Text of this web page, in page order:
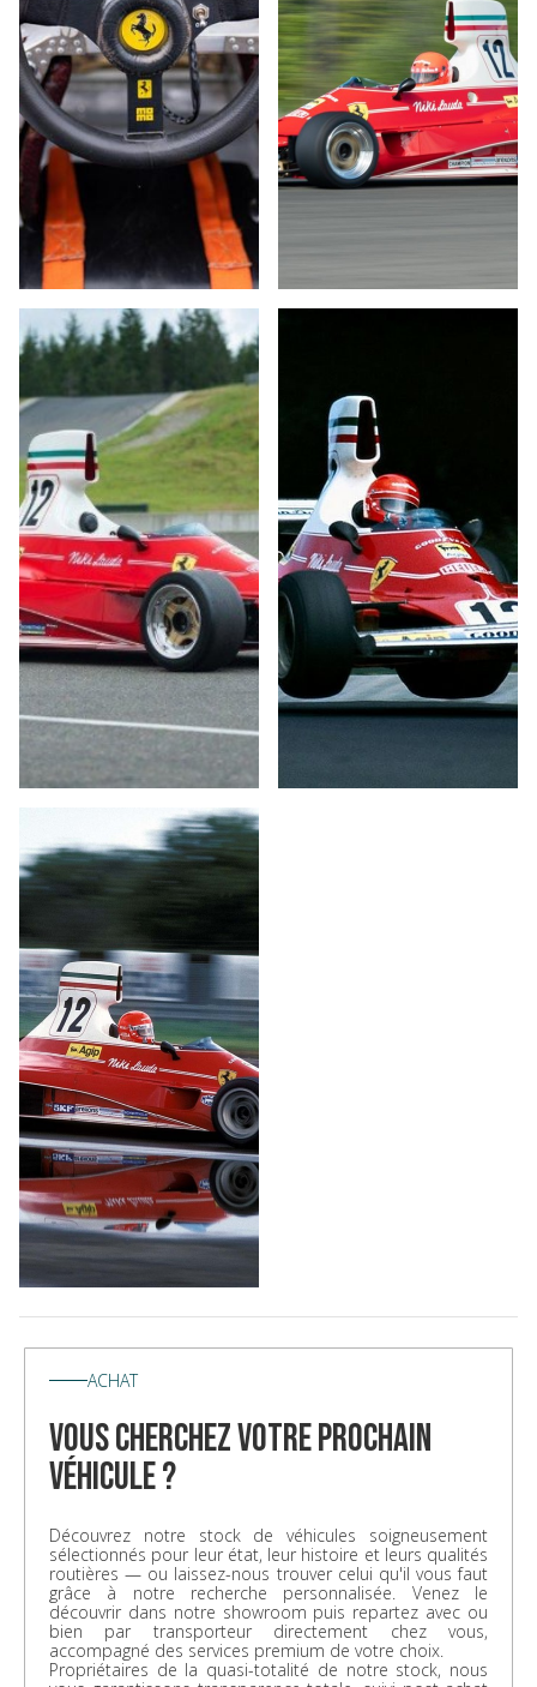
ACHAT
vous cherchez votre prochain
véhicule ?
Découvrez notre stock de véhicules soigneusement
sélectionnés pour leur état, leur histoire et leurs qualités
routières — ou laissez-nous trouver celui qu'il vous faut
grâce à notre recherche personnalisée. Venez le
découvrir dans notre showroom puis repartez avec ou
bien par transporteur directement chez vous,
accompagné des services premium de votre choix.
Propriétaires de la quasi-totalité de notre stock, nous